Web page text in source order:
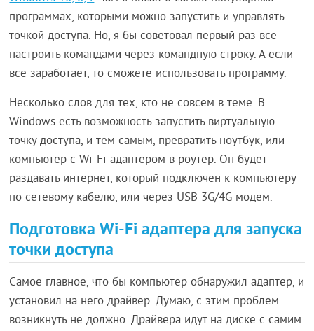
программах, которыми можно запустить и управлять
точкой доступа. Но, я бы советовал первый раз все
настроить командами через командную строку. А если
все заработает, то сможете использовать программу.
Несколько слов для тех, кто не совсем в теме. В
Windows есть возможность запустить виртуальную
точку доступа, и тем самым, превратить ноутбук, или
компьютер с Wi-Fi адаптером в роутер. Он будет
раздавать интернет, который подключен к компьютеру
по сетевому кабелю, или через USB 3G/4G модем.
Подготовка Wi-Fi адаптера для запуска
точки доступа
Самое главное, что бы компьютер обнаружил адаптер, и
установил на него драйвер. Думаю, с этим проблем
возникнуть не должно. Драйвера идут на диске с самим